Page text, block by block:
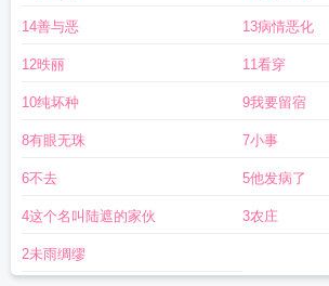
谈两个。1.男主双重人格，先后动心2.前世两人不熟魔.
WWW.MOXIEXS.TOP
时刻准备成为遗孀的句子
14善与恶 13病情恶化
12昳丽 11看穿
10纯坏种 9我要留宿
8有眼无珠 7小事
6不去 5他发病了
4这个名叫陆遮的家伙 3农庄
2未雨绸缪